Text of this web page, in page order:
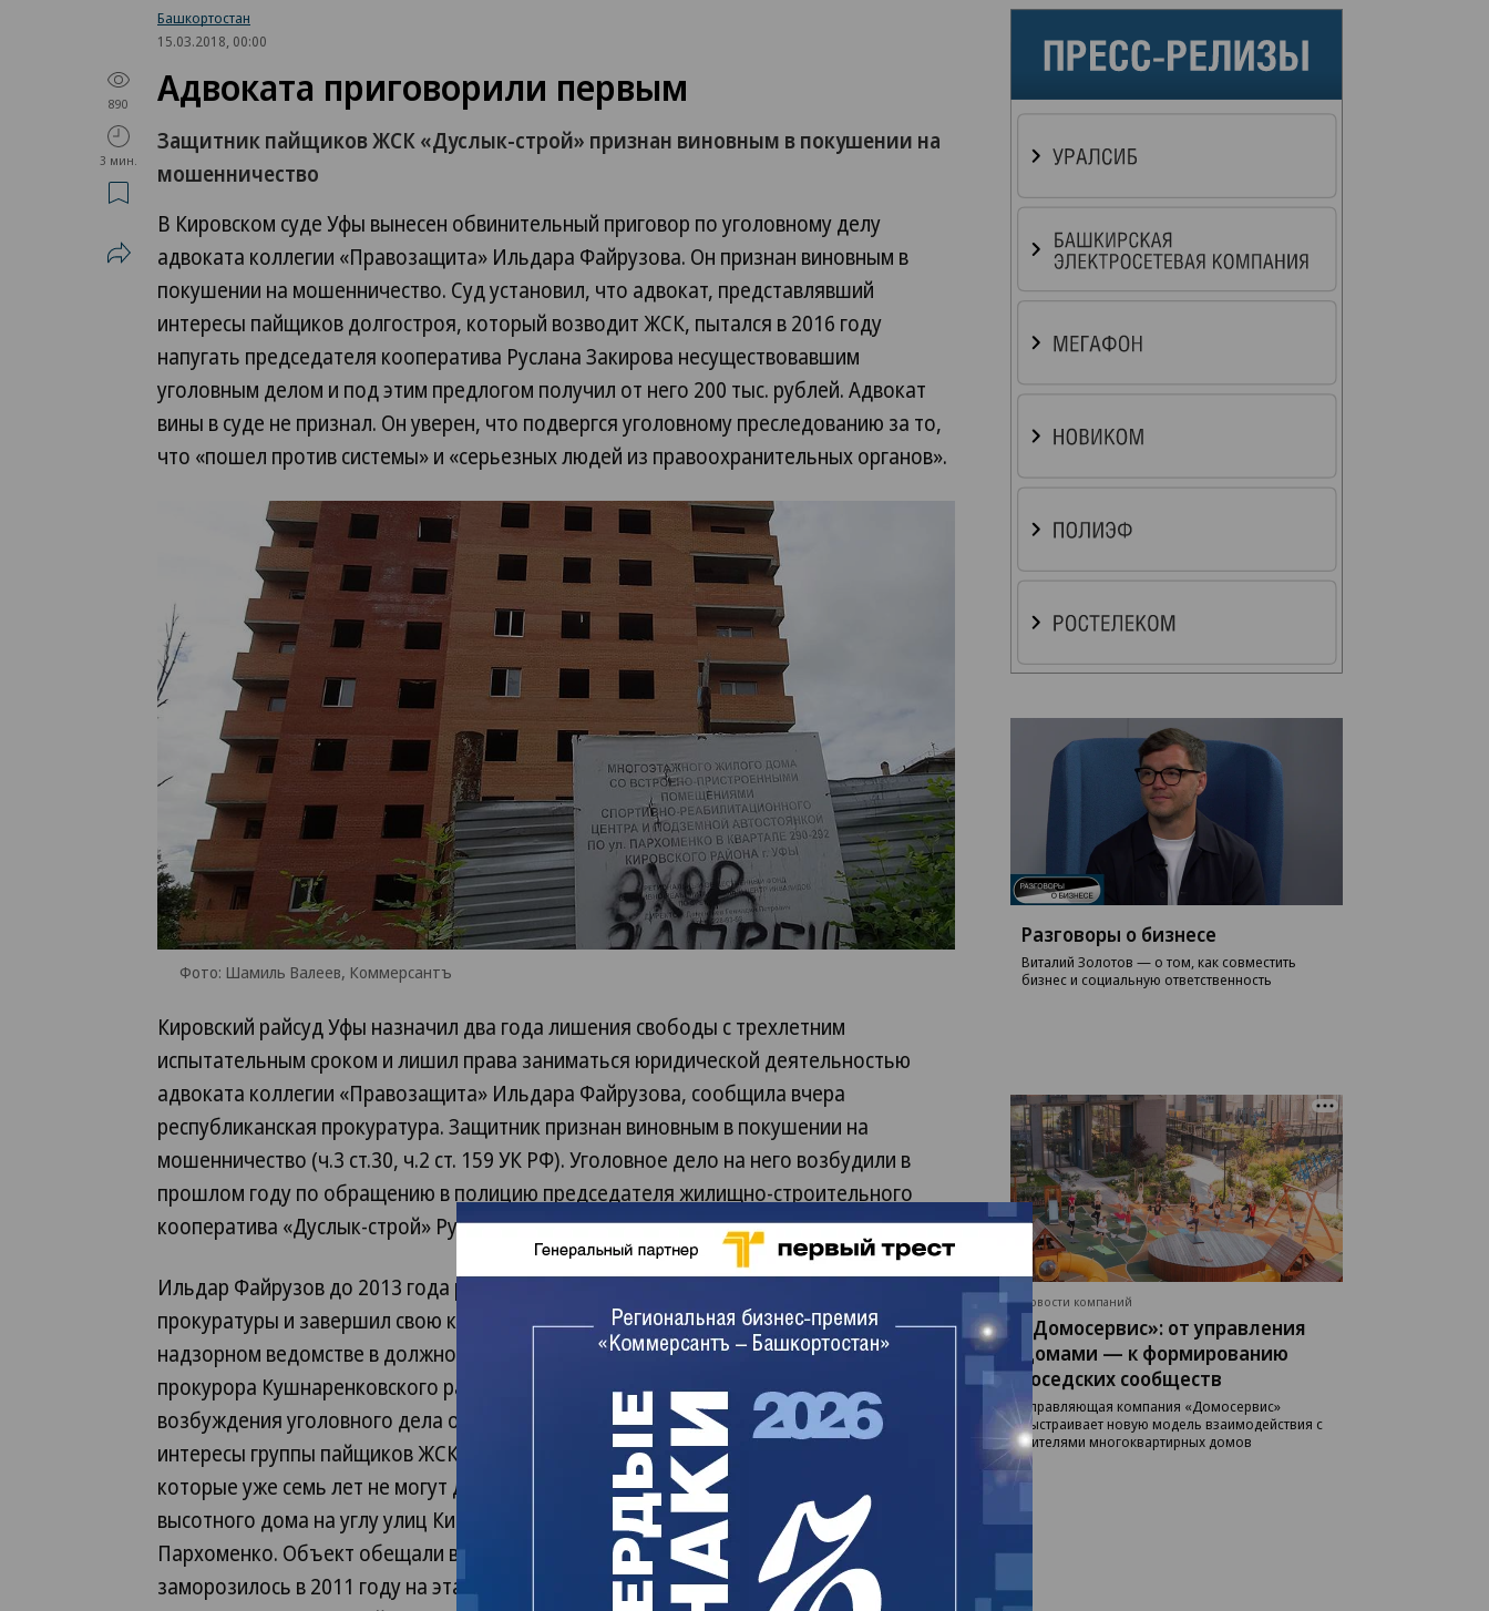
Башкортостан
15.03.2018, 00:00
890
3 мин.
Адвоката приговорили первым
Защитник пайщиков ЖСК «Дуслык-строй» признан виновным в покушении на
мошенничество
В Кировском суде Уфы вынесен обвинительный приговор по уголовному делу
адвоката коллегии «Правозащита» Ильдара Файрузова. Он признан виновным в
покушении на мошенничество. Суд установил, что адвокат, представлявший
интересы пайщиков долгостроя, который возводит ЖСК, пытался в 2016 году
напугать председателя кооператива Руслана Закирова несуществовавшим
уголовным делом и под этим предлогом получил от него 200 тыс. рублей. Адвокат
вины в суде не признал. Он уверен, что подвергся уголовному преследованию за то,
что «пошел против системы» и «серьезных людей из правоохранительных органов».
Фото: Шамиль Валеев, Коммерсантъ
Кировский райсуд Уфы назначил два года лишения свободы с трехлетним
испытательным сроком и лишил права заниматься юридической деятельностью
адвоката коллегии «Правозащита» Ильдара Файрузова, сообщила вчера
республиканская прокуратура. Защитник признан виновным в покушении на
мошенничество (ч.3 ст.30, ч.2 ст. 159 УК РФ). Уголовное дело на него возбудили в
прошлом году по обращению в полицию председателя жилищно-строительного
кооператива «Дуслык-строй» Руслана Закирова.
Кого еще судят по делу
«Дуслык-строя»
Ильдар Файрузов до 2013 года работал в органах
прокуратуры и завершил свою карьеру в
надзорном ведомстве в должности заместителя
прокурора Кушнаренковского района. На момент
возбуждения уголовного дела он представлял
интересы группы пайщиков ЖСК «Дуслык-строй»,
которые уже семь лет не могут дождаться сдачи
высотного дома на углу улиц Кирова и
Пархоменко. Объект обещали ввести еще в 2010 году, но фактически строительство
заморозилось в 2011 году на этапе завершения каркаса. Пострадавшими себя
Разговоры о бизнесе
Виталий Золотов — о том, как совместить
бизнес и социальную ответственность
Новости компаний
«Домосервис»: от управления
домами — к формированию
соседских сообществ
Управляющая компания «Домосервис»
выстраивает новую модель взаимодействия с
жителями многоквартирных домов